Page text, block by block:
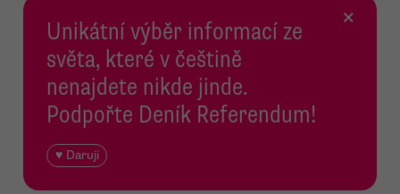
Unikátní výběr informací ze
světa, které v češtině
nenajdete nikde jinde.
Podpořte Deník Referendum!
♥ Daruji
×